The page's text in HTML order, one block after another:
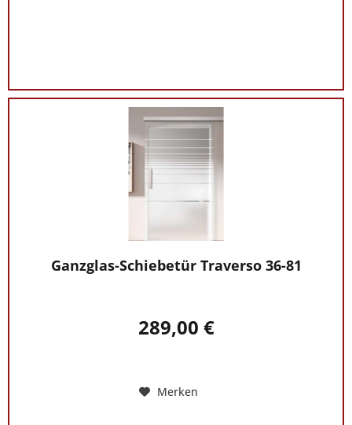
Ganzglas-Schiebetür Traverso 36-81
289,00 €
Merken